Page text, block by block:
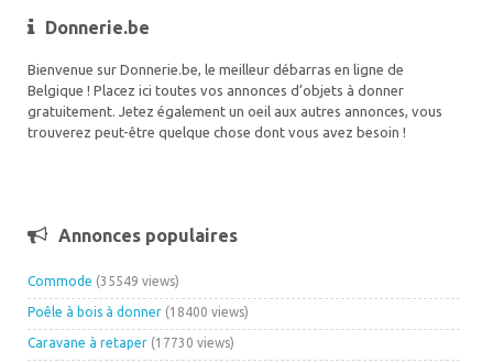
Donnerie.be
Bienvenue sur Donnerie.be, le meilleur débarras en ligne de
Belgique ! Placez ici toutes vos annonces d’objets à donner
gratuitement. Jetez également un oeil aux autres annonces, vous
trouverez peut-être quelque chose dont vous avez besoin !
Annonces populaires
Commode (35549 views)
Poêle à bois à donner (18400 views)
Caravane à retaper (17730 views)